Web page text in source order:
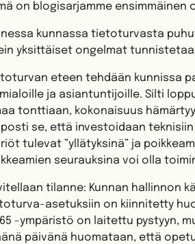
on blogisarjamme ensimmäinen
kunnassa tietoturvasta
yksittäiset ongelmat
eteen tehdään kunnissa
ja asiantuntijoille. Silti
tonttiaan, kokonaisuus
se, että investoidaan
tulevat ”yllätyksinä” ja
seurauksina voi olla
tilanne: Kunnan hallinnon
asetuksiin on kiinnitetty
-ympäristö on laitettu pystyyn,
päivänä huomataan, että